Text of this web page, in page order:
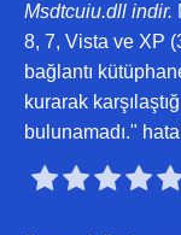
Msdtcuiu.dll indir.
8, 7, Vista ve XP
bağlantı
kurarak
bulunamadı."
